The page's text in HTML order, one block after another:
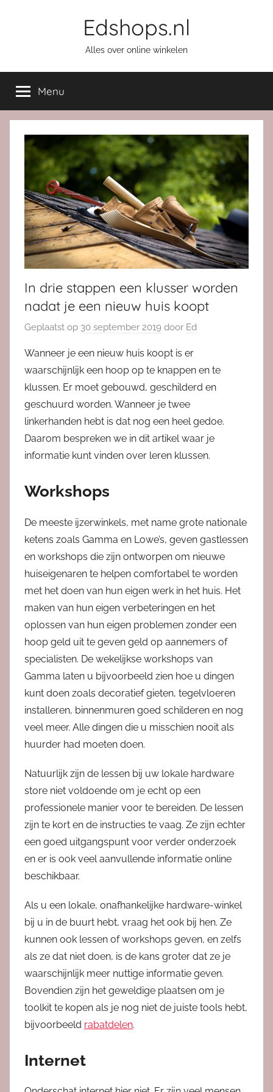
Edshops.nl
Alles over online winkelen
Menu
In drie stappen een klusser worden
nadat je een nieuw huis koopt
Geplaatst op 30 september 2019 door Ed
Wanneer je een nieuw huis koopt is er
waarschijnlijk een hoop op te knappen en te
klussen. Er moet gebouwd, geschilderd en
geschuurd worden. Wanneer je twee
linkerhanden hebt is dat nog een heel gedoe.
Daarom bespreken we in dit artikel waar je
informatie kunt vinden over leren klussen.
Workshops
De meeste ijzerwinkels, met name grote nationale
ketens zoals Gamma en Lowe’s, geven gastlessen
en workshops die zijn ontworpen om nieuwe
huiseigenaren te helpen comfortabel te worden
met het doen van hun eigen werk in het huis. Het
maken van hun eigen verbeteringen en het
oplossen van hun eigen problemen zonder een
hoop geld uit te geven geld op aannemers of
specialisten. De wekelijkse workshops van
Gamma laten u bijvoorbeeld zien hoe u dingen
kunt doen zoals decoratief gieten, tegelvloeren
installeren, binnenmuren goed schilderen en nog
veel meer. Alle dingen die u misschien nooit als
huurder had moeten doen.
Natuurlijk zijn de lessen bij uw lokale hardware
store niet voldoende om je echt op een
professionele manier voor te bereiden. De lessen
zijn te kort en de instructies te vaag. Ze zijn echter
een goed uitgangspunt voor verder onderzoek
en er is ook veel aanvullende informatie online
beschikbaar.
Als u een lokale, onafhankelijke hardware-winkel
bij u in de buurt hebt, vraag het ook bij hen. Ze
kunnen ook lessen of workshops geven, en zelfs
als ze dat niet doen, is de kans groter dat ze je
waarschijnlijk meer nuttige informatie geven.
Bovendien zijn het geweldige plaatsen om je
toolkit te kopen als je nog niet de juiste tools hebt,
bijvoorbeeld rabatdelen.
Internet